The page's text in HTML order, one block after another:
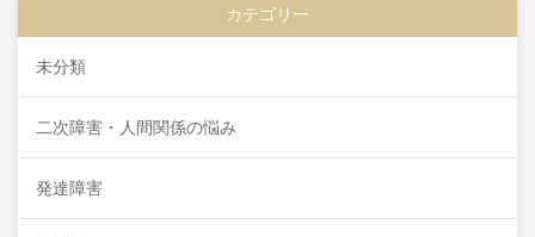
カテゴリー
未分類
二次障害・人間関係の悩み
発達障害